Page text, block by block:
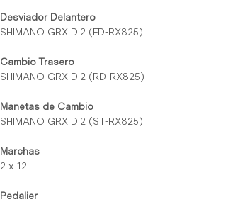
Desviador Delantero
SHIMANO GRX Di2 (FD-RX825)
Cambio Trasero
SHIMANO GRX Di2 (RD-RX825)
Manetas de Cambio
SHIMANO GRX Di2 (ST-RX825)
Marchas
2 x 12
Pedalier